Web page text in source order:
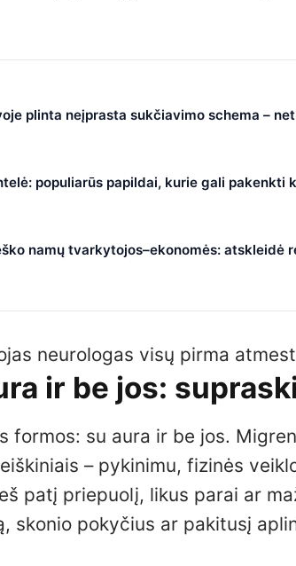
plinta neįprasta sukčiavimo schema –
populiarūs papildai, kurie gali pakenkti
namų tvarkytojos–ekonomės:
neurologas visų pirma
ir be jos:
formos: su aura ir be jos.
– pykinimu, fizinės
patį priepuolį, likus parai ar
skonio pokyčius ar pakitusį